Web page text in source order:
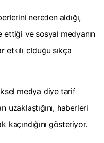
nereden aldığı,
ettiği ve sosyal medyanın
etkili olduğu sıkça
medya diye tarif
haberleri
gösteriyor.